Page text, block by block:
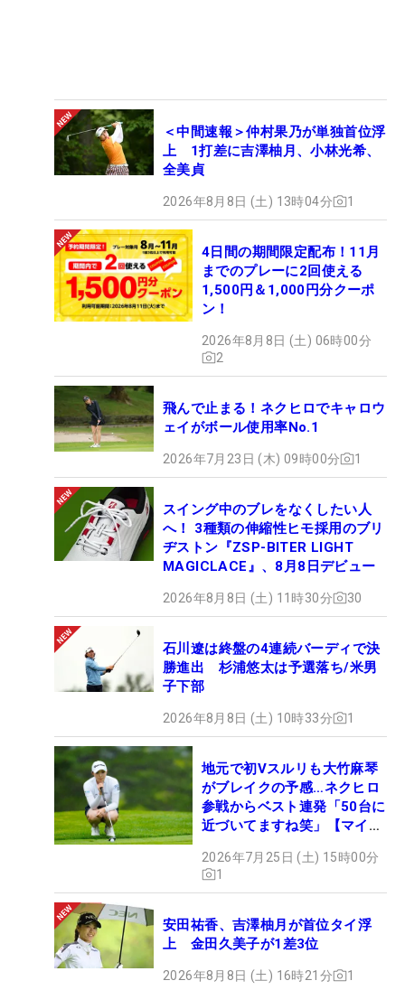
＜中間速報＞仲村果乃が単独首位浮
上 1打差に吉澤柚月、小林光希、
全美貞
2026年8月8日 (土) 13時04分 1
4日間の期間限定配布！11月
までのプレーに2回使える
1,500円＆1,000円分クーポ
ン！
2026年8月8日 (土) 06時00分
2
飛んで止まる！ネクヒロでキャロウ
ェイがボール使用率No.1
2026年7月23日 (木) 09時00分 1
スイング中のブレをなくしたい人
へ！ 3種類の伸縮性ヒモ採用のブリ
ヂストン『ZSP-BITER LIGHT
MAGICLACE』、8月8日デビュー
2026年8月8日 (土) 11時30分 30
石川遼は終盤の4連続バーディで決
勝進出 杉浦悠太は予選落ち/米男
子下部
2026年8月8日 (土) 10時33分 1
地元で初Vスルリも大竹麻琴
がブレイクの予感…ネクヒロ
参戦からベスト連発「50台に
近づいてますね笑」【マイナ
2026年7月25日 (土) 15時00分
1
安田祐香、吉澤柚月が首位タイ浮
上 金田久美子が1差3位
2026年8月8日 (土) 16時21分 1